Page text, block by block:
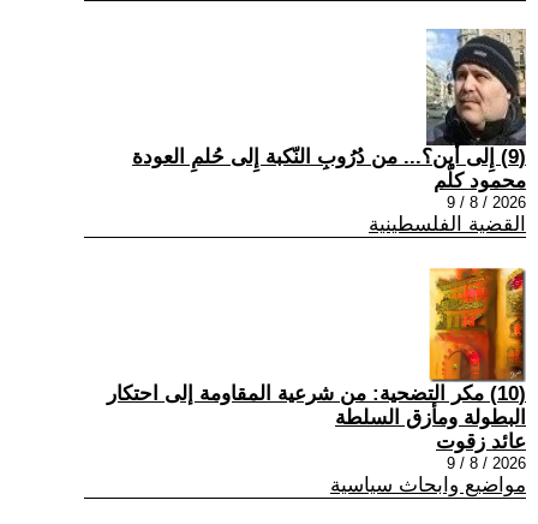
(9) إِلى أين؟... من دُرُوبِ النّكبة إِلى حُلمِ العودة
محمود كلّم
2026 / 8 / 9
القضية الفلسطينية
(10) مكر التضحية: من شرعية المقاومة إلى احتكار
البطولة ومأزق السلطة
عائد زقوت
2026 / 8 / 9
مواضيع وابحاث سياسية